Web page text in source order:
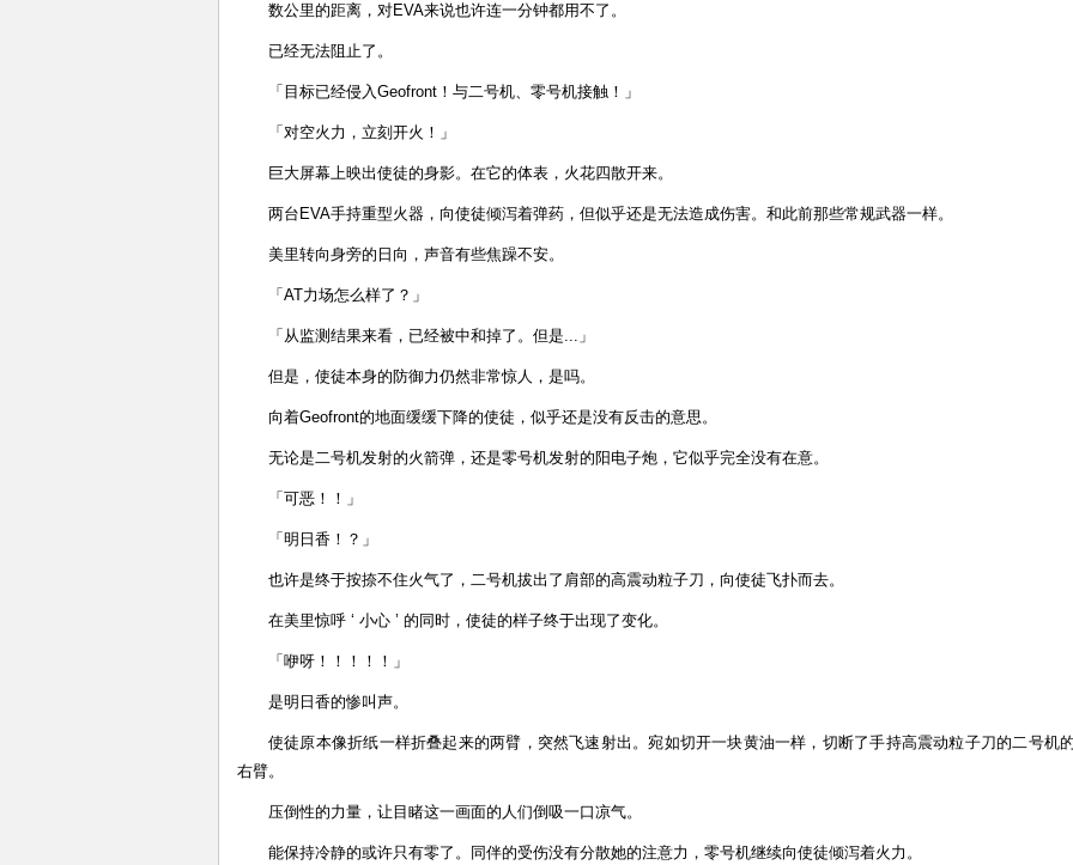
数公里的距离，对EVA来说也许连一分钟都用不了。
已经无法阻止了。
「目标已经侵入Geofront！与二号机、零号机接触！」
「对空火力，立刻开火！」
巨大屏幕上映出使徒的身影。在它的体表，火花四散开来。
两台EVA手持重型火器，向使徒倾泻着弹药，但似乎还是无法造成伤害。和此前那些常规武器一样。
美里转向身旁的日向，声音有些焦躁不安。
「AT力场怎么样了？」
「从监测结果来看，已经被中和掉了。但是...」
但是，使徒本身的防御力仍然非常惊人，是吗。
向着Geofront的地面缓缓下降的使徒，似乎还是没有反击的意思。
无论是二号机发射的火箭弹，还是零号机发射的阳电子炮，它似乎完全没有在意。
「可恶！！」
「明日香！？」
也许是终于按捺不住火气了，二号机拔出了肩部的高震动粒子刀，向使徒飞扑而去。
在美里惊呼 ‘ 小心 ’ 的同时，使徒的样子终于出现了变化。
「咿呀！！！！！」
是明日香的惨叫声。
使徒原本像折纸一样折叠起来的两臂，突然飞速射出。宛如切开一块黄油一样，切断了手持高震动粒子刀的二号机
右臂。
压倒性的力量，让目睹这一画面的人们倒吸一口凉气。
能保持冷静的或许只有零了。同伴的受伤没有分散她的注意力，零号机继续向使徒倾泻着火力。